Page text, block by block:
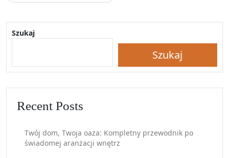
Szukaj
Szukaj
Recent Posts
Twój dom, Twoja oaza: Kompletny przewodnik po
świadomej aranżacji wnętrz